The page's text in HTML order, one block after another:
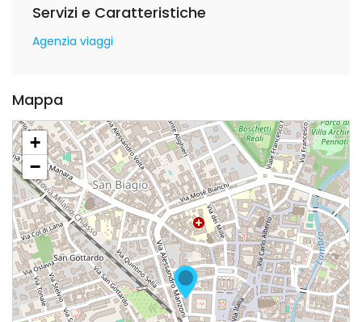
Servizi e Caratteristiche
Agenzia viaggi
Mappa
+
−